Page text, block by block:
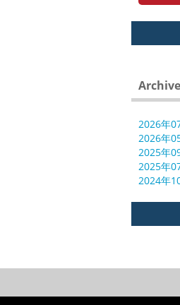
Archive
2026年
2026年
2025年
2025年
2024年